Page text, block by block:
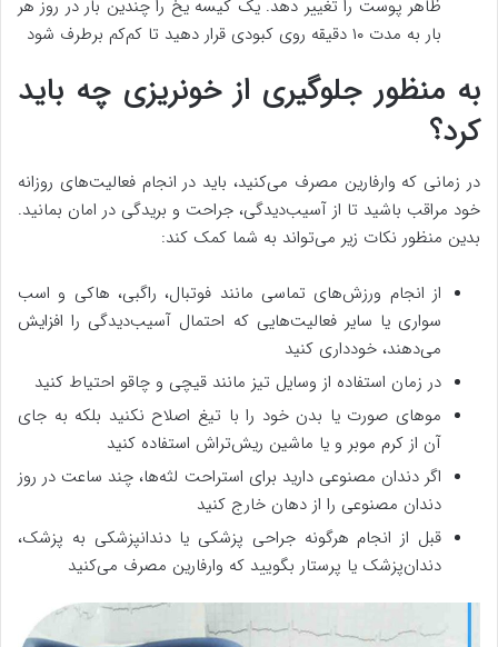
ظاهر پوست را تغییر دهد. یک کیسه یخ را چندین بار در روز هر
بار به مدت ۱۰ دقیقه روی کبودی قرار دهید تا کم‌کم برطرف شود
به منظور جلوگیری از خونریزی چه باید
کرد؟
در زمانی که وارفارین مصرف می‌کنید، باید در انجام فعالیت‌های روزانه
خود مراقب باشید تا از آسیب‌دیدگی، جراحت و بریدگی در امان بمانید.
بدین منظور نکات زیر می‌تواند به شما کمک کند:
از انجام ورزش‌های تماسی مانند فوتبال، راگبی، هاکی و اسب
سواری یا سایر فعالیت‌هایی که احتمال آسیب‌دیدگی را افزایش
می‌دهند، خودداری کنید
در زمان استفاده از وسایل تیز مانند قیچی و چاقو احتیاط کنید
موهای صورت یا بدن خود را با تیغ اصلاح نکنید بلکه به جای
آن از کرم موبر و یا ماشین ریش‌تراش استفاده کنید
اگر دندان‌ مصنوعی دارید برای استراحت لثه‌ها، چند ساعت در روز
دندان مصنوعی را از دهان خارج کنید
قبل از انجام هرگونه جراحی پزشکی یا دندانپزشکی به پزشک،
دندان‌پزشک یا پرستار بگویید که وارفارین مصرف می‌کنید